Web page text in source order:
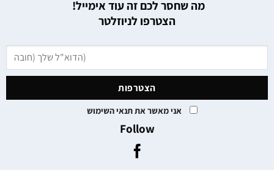
מה שחסר לכם זה עוד אימייל!
הצטרפו לניוזלטר
אני מאשר את תנאי השימוש
Follow